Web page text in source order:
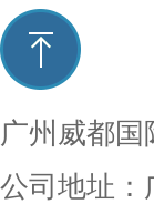
广州威都国
公司地址：